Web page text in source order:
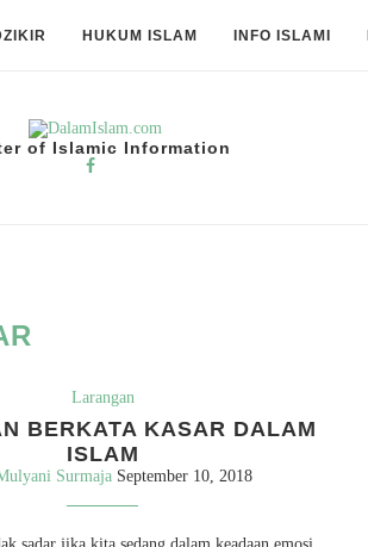
HUKUM ISLAM INFO ISLAMI
of Islamic Information
Larangan
BERKATA KASAR DALAM
ISLAM
Surmaja September 10, 2018